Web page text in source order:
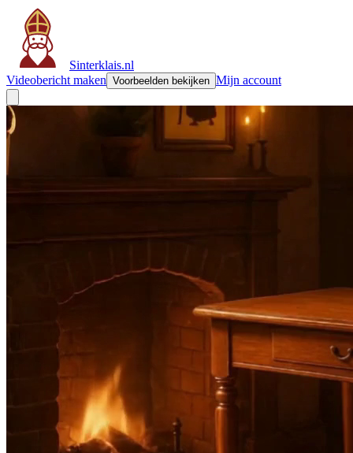
Sinterklais.nl
Videobericht maken Voorbeelden bekijken Mijn account